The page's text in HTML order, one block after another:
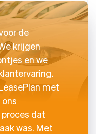
de
krijgen
en we
met
dat
was. Met